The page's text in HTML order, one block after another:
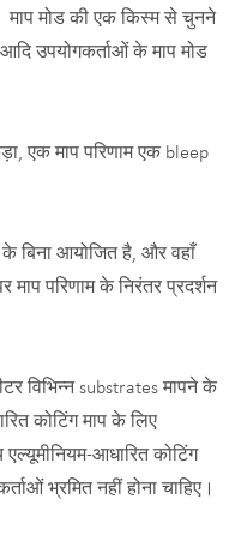
मोड की एक किस्म से चुनने
उपयोगकर्ताओं के माप मोड
एक माप परिणाम एक bleep
के बिना आयोजित है, और वहाँ
माप परिणाम के निरंतर प्रदर्शन
विभिन्न substrates मापने के
कोटिंग माप के लिए
आधारित कोटिंग
भ्रमित नहीं होना चाहिए।